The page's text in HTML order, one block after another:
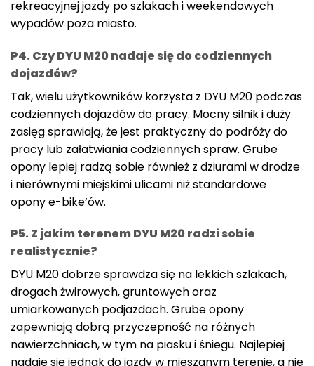
rekreacyjnej jazdy po szlakach i weekendowych
wypadów poza miasto.
P4. Czy DYU M20 nadaje się do codziennych
dojazdów?
Tak, wielu użytkowników korzysta z DYU M20 podczas
codziennych dojazdów do pracy. Mocny silnik i duży
zasięg sprawiają, że jest praktyczny do podróży do
pracy lub załatwiania codziennych spraw. Grube
opony lepiej radzą sobie również z dziurami w drodze
i nierównymi miejskimi ulicami niż standardowe
opony e-bike’ów.
P5. Z jakim terenem DYU M20 radzi sobie
realistycznie?
DYU M20 dobrze sprawdza się na lekkich szlakach,
drogach żwirowych, gruntowych oraz
umiarkowanych podjazdach. Grube opony
zapewniają dobrą przyczepność na różnych
nawierzchniach, w tym na piasku i śniegu. Najlepiej
nadaje się jednak do jazdy w mieszanym terenie, a nie